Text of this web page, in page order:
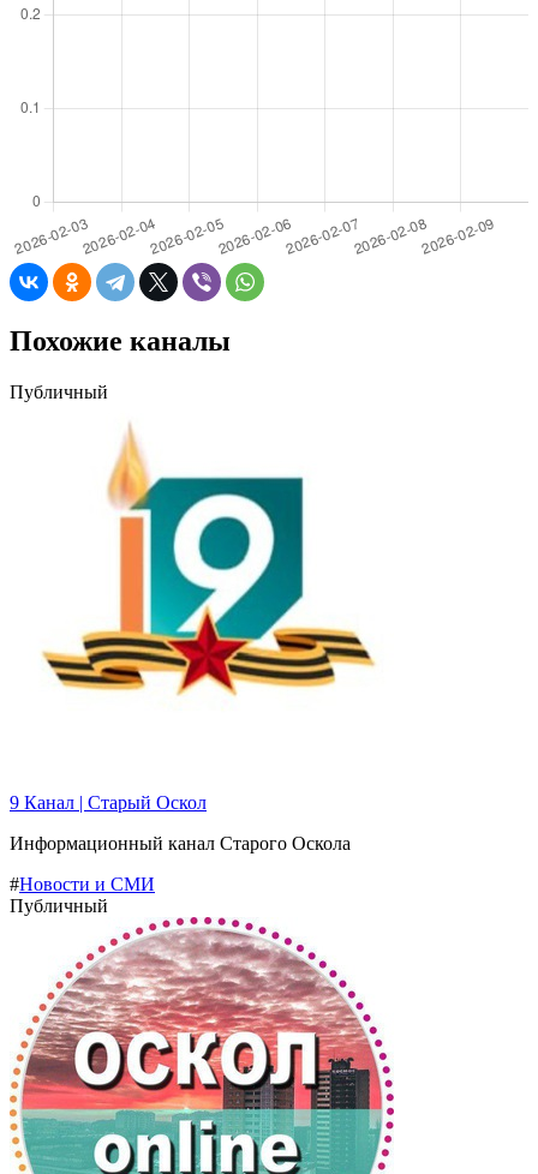
Похожие каналы
Публичный
9 Канал | Старый Оскол
Информационный канал Старого Оскола
#Новости и СМИ
Публичный